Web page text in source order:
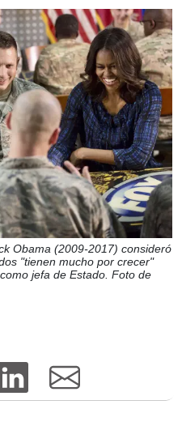
Obama (2009-2017) consideró
"tienen mucho por crecer"
jefa de Estado. Foto de